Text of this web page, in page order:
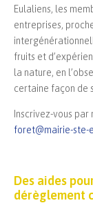
Eulaliens, les
entreprises,
fruits et
la nature, en
certaine façon de
Inscrivez-vous
foret@mairie-ste-
Des aides
dérèglement